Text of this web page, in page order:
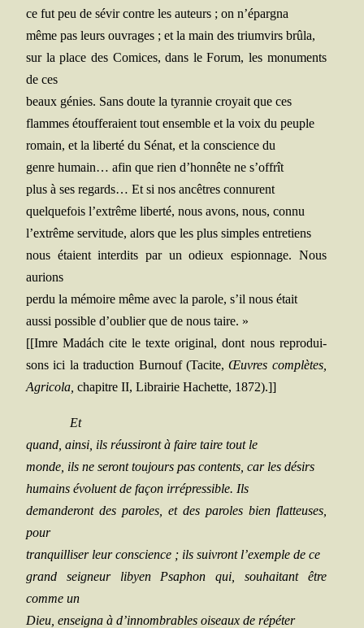
ce fut peu de sévir contre les auteurs ; on n’épargna
même pas leurs ouvrages ; et la main des trium­virs brûla,
sur la place des Comices, dans le Forum, les monu­ments
de ces
beaux génies. Sans doute la tyran­nie croyait que ces
flammes étouf­fe­raient tout ensemble et la voix du peuple
romain, et la liber­té du Sénat, et la conscience du
genre humain… afin que rien d’honnête ne s’offrît
plus à ses regards… Et si nos ancêtres connurent
quel­que­fois l’extrême liber­té, nous avons, nous, connu
l’extrême ser­vi­tude, alors que les plus simples entretiens
nous étaient inter­dits par un odieux espion­nage. Nous
aurions
per­du la mémoire même avec la parole, s’il nous était
aus­si pos­sible d’oublier que de nous taire. »
[[Imre Madách cite le texte ori­gi­nal, dont nous repro­dui­
sons ici la tra­duc­tion Bur­nouf (Tacite,Œuvres com­plètes,
Agri­co­la, cha­pitre II, Librai­rie Hachette, 1872).]]
Et
quand, ain­si, ils réus­si­ront à faire taire tout le
monde, ils ne seront tou­jours pas contents, car les désirs
humains évo­luent de façon irré­pres­sible. Ils
deman­de­ront des paroles, et des paroles bien flat­teuses,
pour
tran­quilli­ser leur conscience ; ils sui­vront l’exemple de ce
grand sei­gneur libyen Psa­phon qui, sou­hai­tant être
comme un
Dieu, ensei­gna à d’innombrables oiseaux de répéter